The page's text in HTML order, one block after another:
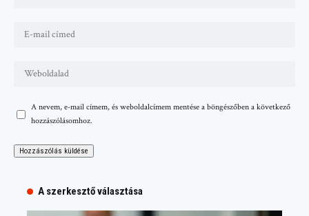
A nevem, e-mail címem, és weboldalcímem mentése a böngészőben a következő
hozzászólásomhoz.
A szerkesztő választása